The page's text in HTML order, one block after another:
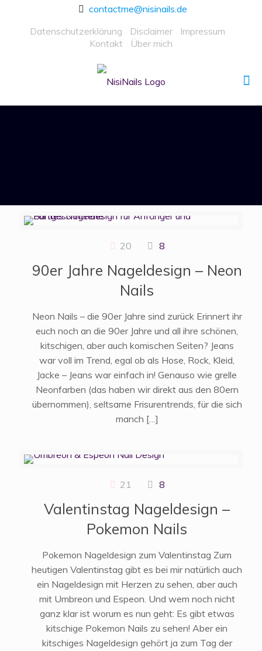
contactme@nisinails.de
Datenschutzerklärung
Disclaimer
Impressum
Kontakt
Über mich
20 8
90er Jahre Nageldesign – Neon
Nails
Neon Nails – die 90er Jahre sind zurück Erinnert ihr
euch noch an die 90er Jahre und all ihre schönen,
kitschigen, aber auch komischen Seiten? Jeans
war voll im Trend, egal ob als Hose, Rock, Kleid,
Jacke – Jeans war einfach in! Genauso wie grelle
Neonfarben (das haben wir direkt aus den 80ern
übernommen), seltsame Frisurentrends, für die sich
manch […]
21 8
Valentinstag Nageldesign –
Pokemon Nails
Pokemon Nageldesign zum Valentinstag Zum
heutigen Valentinstag gibt es bei mir natürlich auch
ein Nageldesign mit Herzen zu sehen, aber auch
mit Umbreon und Espeon. Und wem noch nicht
ganz klar ist worum es nun geht: Es gibt etwas
kitschige Pokemon Nails zu sehen! Aber ein
kitschiges Nageldesign gehört ja zum Tag der